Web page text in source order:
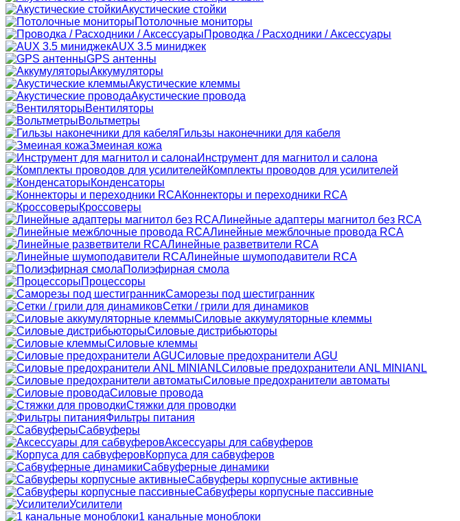
Акустические стойки
Потолочные мониторы
Проводка / Расходники / Аксессуары
AUX 3.5 миниджек
GPS антенны
Аккумуляторы
Акустические клеммы
Акустические провода
Вентиляторы
Вольтметры
Гильзы наконечники для кабеля
Змеиная кожа
Инструмент для магнитол и салона
Комплекты проводов для усилителей
Конденсаторы
Коннекторы и переходники RCA
Кроссоверы
Линейные адаптеры магнитол без RCA
Линейные межблочные провода RCA
Линейные разветвители RCA
Линейные шумоподавители RCA
Полиэфирная смола
Процессоры
Саморезы под шестигранник
Сетки / грили для динамиков
Силовые аккумуляторные клеммы
Силовые дистрибьюторы
Силовые клеммы
Силовые предохранители AGU
Силовые предохранители ANL MINIANL
Силовые предохранители автоматы
Силовые провода
Стяжки для проводки
Фильтры питания
Сабвуферы
Аксессуары для сабвуферов
Корпуса для сабвуферов
Сабвуферные динамики
Сабвуферы корпусные активные
Сабвуферы корпусные пассивные
Усилители
1 канальные моноблоки